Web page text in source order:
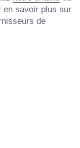
en savoir plus sur
de